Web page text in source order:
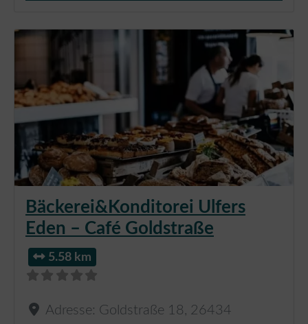
Bäckerei&Konditorei Ulfers
Eden – Café Goldstraße
5.58 km
Adresse: Goldstraße 18 , 26434